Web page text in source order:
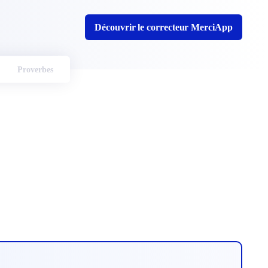
Découvrir le correcteur MerciApp
Proverbes